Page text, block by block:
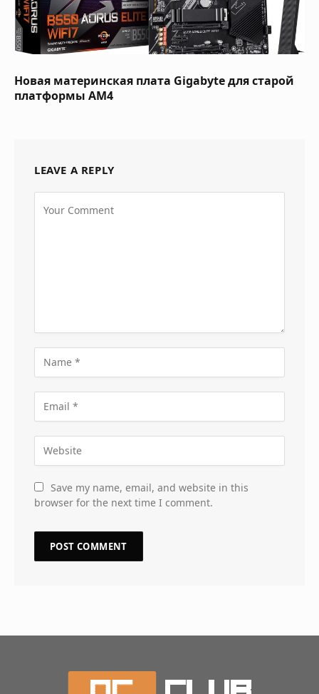
Новая материнская плата Gigabyte для старой
платформы AM4
LEAVE A REPLY
Save my name, email, and website in this
browser for the next time I comment.